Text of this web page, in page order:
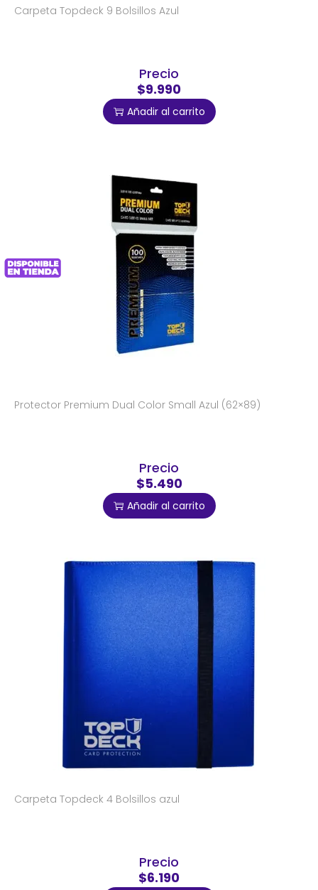
Carpeta Topdeck 9 Bolsillos Azul
Precio
$9.990
Añadir al carrito
Protector Premium Dual Color Small Azul (62×89)
Precio
$5.490
Añadir al carrito
Carpeta Topdeck 4 Bolsillos azul
Precio
$6.190